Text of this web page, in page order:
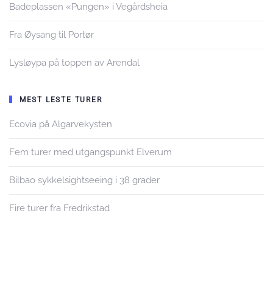
Badeplassen «Pungen» i Vegårdsheia
Fra Øysang til Portør
Lysløypa på toppen av Arendal
MEST LESTE TURER
Ecovia på Algarvekysten
Fem turer med utgangspunkt Elverum
Bilbao sykkelsightseeing i 38 grader
Fire turer fra Fredrikstad